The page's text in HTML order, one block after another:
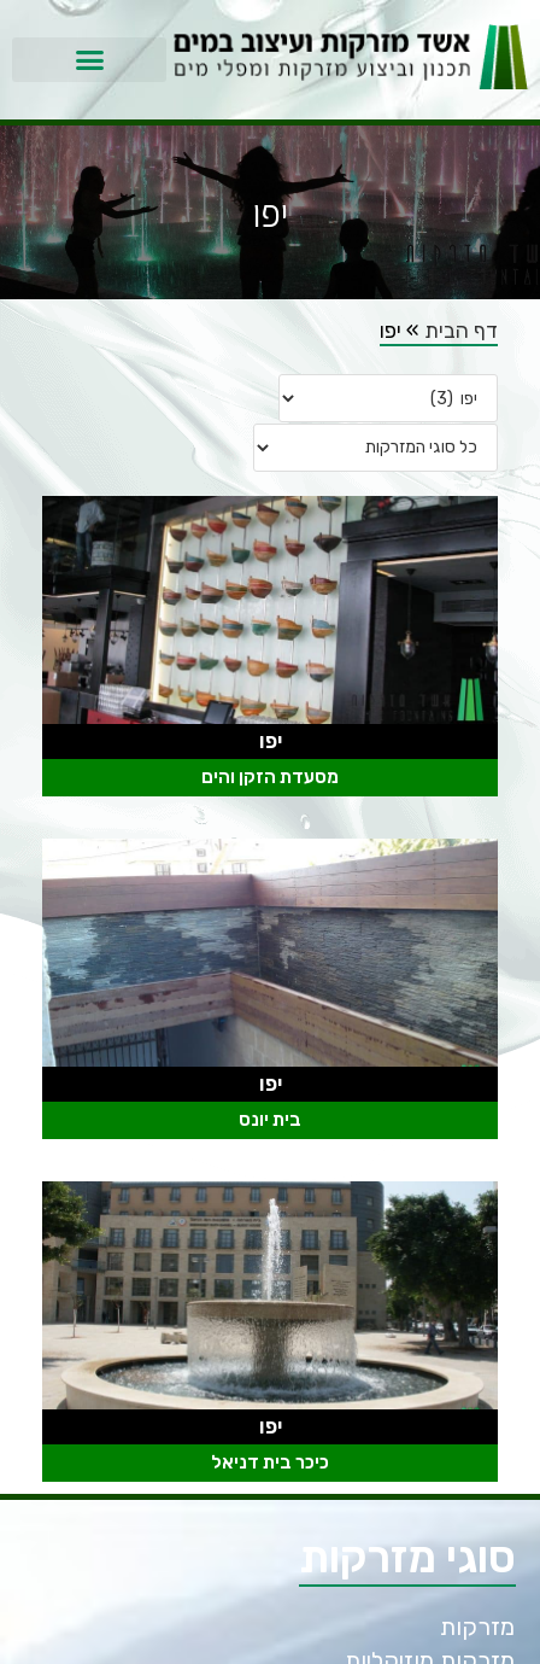
יפו
דף הבית » יפו
מסעדת הזקן והים
יפו
בית יונס
יפו
כיכר בית דניאל
יפו
סוגי מזרקות
מזרקות